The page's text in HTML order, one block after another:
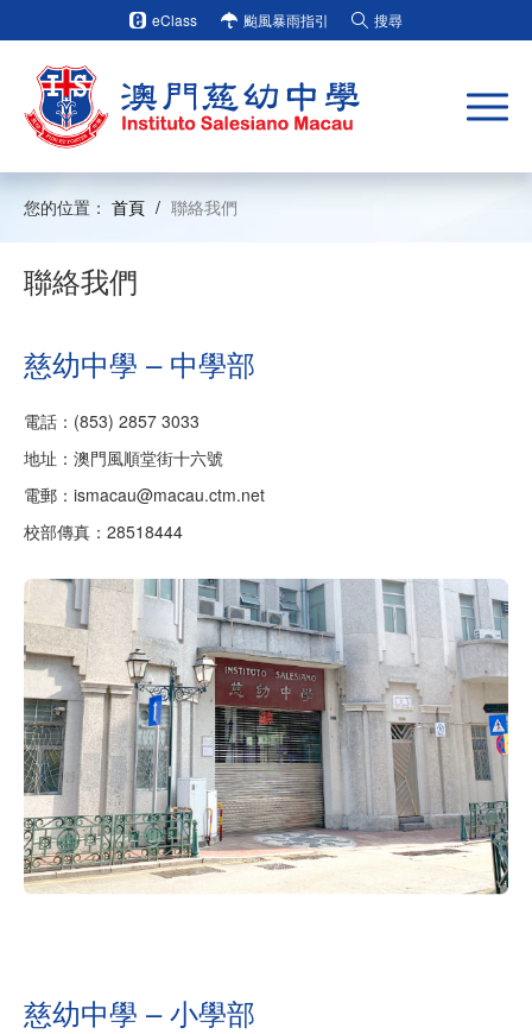
eClass 颱風暴雨指引 搜尋
您的位置： 首頁 / 聯絡我們
聯絡我們
慈幼中學 – 中學部
電話：(853) 2857 3033
地址：澳門風順堂街十六號
電郵：ismacau@macau.ctm.net
校部傳真：28518444
慈幼中學 – 小學部